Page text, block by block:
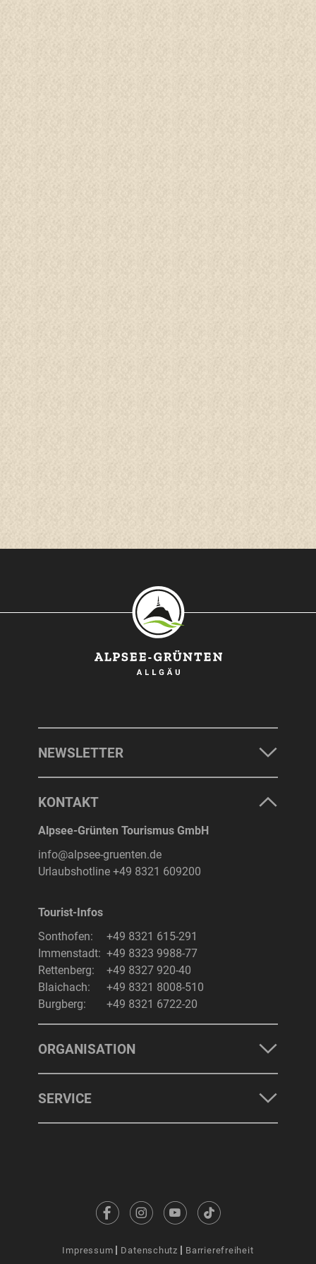
NEWSLETTER
KONTAKT
Alpsee-Grünten Tourismus GmbH
info@alpsee-gruenten.de
Urlaubshotline +49 8321 609200
Tourist-Infos
Sonthofen:
+49 8321 615-291
Immenstadt: +49 8323 9988-77
Rettenberg:
+49 8327 920-40
Blaichach:
+49 8321 8008-510
Burgberg:
+49 8321 6722-20
ORGANISATION
SERVICE
Impressum Datenschutz Barrierefreiheit